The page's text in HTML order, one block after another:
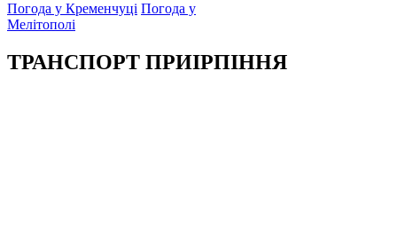
Погода у Кременчуці Погода у
Мелітополі
ТРАНСПОРТ ПРИІРПІННЯ